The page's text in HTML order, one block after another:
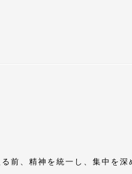
前、精神を統一し、集中を深